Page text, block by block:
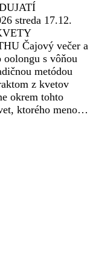
streda 17.12.
Čajový večer a
oolongu s vôňou
metódou
z kvetov
okrem tohto
ktorého meno…